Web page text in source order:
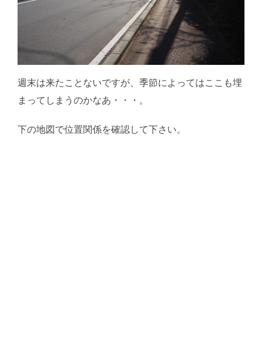
週末は来たことないですが、季節によってはここも埋
まってしまうのかなあ・・・。
下の地図で位置関係を確認して下さい。